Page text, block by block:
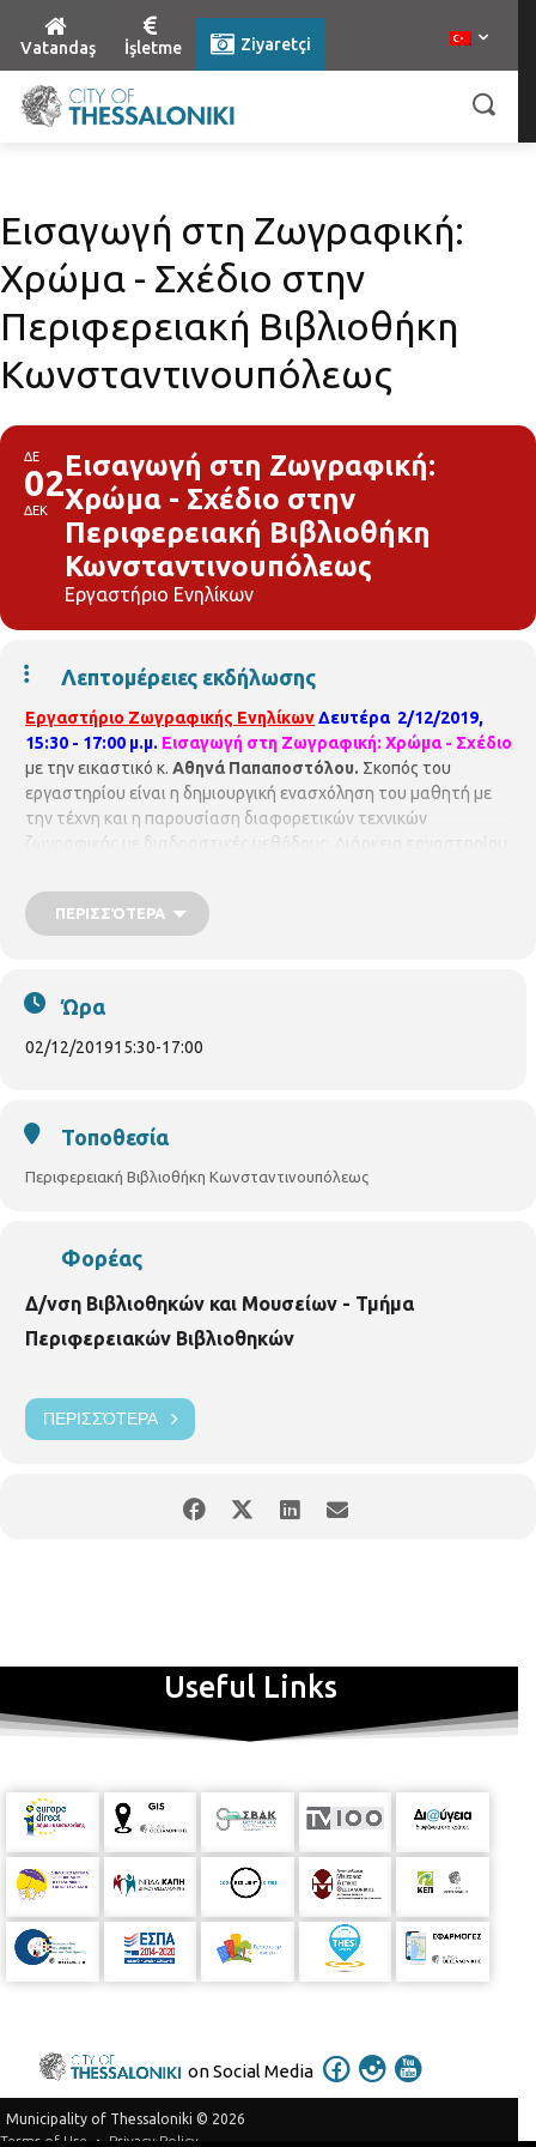
Vatandaş İşletme Ziyaretçi
Εισαγωγή στη Ζωγραφική:
Xρώμα - Σχέδιο στην
Περιφερειακή Βιβλιοθήκη
Κωνσταντινουπόλεως
ΔΕ
02
ΔΕΚ
Εισαγωγή στη Ζωγραφική:
Xρώμα - Σχέδιο στην
Περιφερειακή Βιβλιοθήκη
Κωνσταντινουπόλεως
Εργαστήριο Ενηλίκων
Λεπτομέρειες εκδήλωσης
Εργαστήριο Ζωγραφικής ΕνηλίκωνΔευτέρα 2/12/2019,
15:30 - 17:00 μ.μ. Εισαγωγή στη Ζωγραφική: Xρώμα - Σχέδιο
με την εικαστικό κ. Αθηνά Παπαποστόλου. Σκοπός του
εργαστηρίου είναι η δημιουργική ενασχόληση του μαθητή με
την τέχνη και η παρουσίαση διαφορετικών τεχνικών
ζωγραφικής με διαδραστικές μεθόδους. Διάρκεια εργαστηρίου
σεαρχάριους από 15 ετών και πάνω
Παπαποστόλου Αθηνά,
ΠΕΡΙΣΣΌΤΕΡΑ
Ώρα
02/12/201915:30-17:00
Τοποθεσία
Περιφερειακή Βιβλιοθήκη Κωνσταντινουπόλεως
Φορέας
Δ/νση Βιβλιοθηκών και Μουσείων - Τμήμα
Περιφερειακών Βιβλιοθηκών
ΠΕΡΙΣΣΌΤΕΡΑ
Useful Links
on Social Media
Municipality of Thessaloniki © 2026
Terms of Use
Privacy Policy